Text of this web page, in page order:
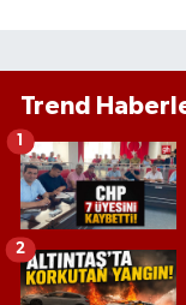
Trend
1
2